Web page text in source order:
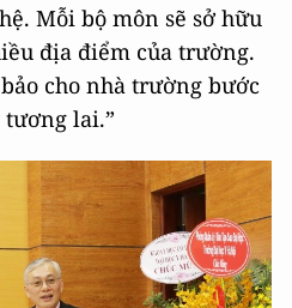
Mỗi bộ môn sẽ sở hữu
địa điểm của trường.
cho nhà trường bước
lai.”